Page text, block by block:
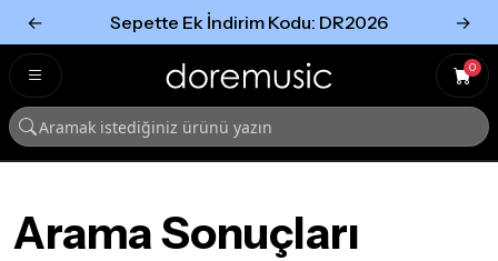
← Sepette Ek İndirim Kodu: DR2026 →
0
Arama Sonuçları
Tümünü Gör
Tümünü gör